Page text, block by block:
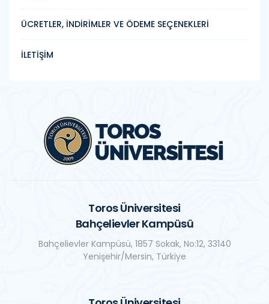
ÜCRETLER, İNDİRİMLER VE ÖDEME SEÇENEKLERİ
İLETİŞİM
Toros Üniversitesi
Bahçelievler Kampüsü
Bahçelievler Kampüsü, 1857 Sokak, No:12, 33140
Yenişehir/Mersin, Türkiye